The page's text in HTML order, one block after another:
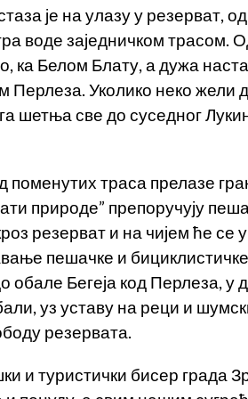
је на улазу у резерват,
воде заједничком трасом.
ка Белом Блату, а дужа
Перлеза. Уколико неко жели
шетња све до суседног
поменутих траса прелазе
природе” препоручују
резерват и на чијем ће
пешачке и бициклистичке
обале Бегеја код Перлеза, у
уз уставу на реци и
резервата.
и туристички бисер града